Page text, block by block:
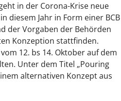
in der Corona-Krise neue
diesem Jahr in Form einer BCB
der Vorgaben der Behörden
Konzeption stattfinden.
12. bs 14. Oktober auf dem
Unter dem Titel „Pouring
alternativen Konzept aus